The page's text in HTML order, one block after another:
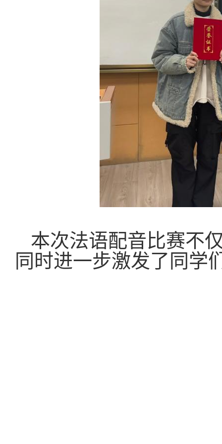
本次法语配音比赛不
同时进一步激发了同学